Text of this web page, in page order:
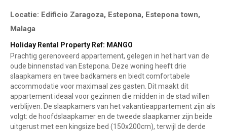
Locatie: Edificio Zaragoza, Estepona, Estepona town,
Malaga
Holiday Rental Property Ref: MANGO
Prachtig gerenoveerd appartement, gelegen in het hart van de
oude binnenstad van Estepona. Deze woning heeft drie
slaapkamers en twee badkamers en biedt comfortabele
accommodatie voor maximaal zes gasten. Dit maakt dit
appartement ideaal voor gezinnen die midden in de stad willen
verblijven. De slaapkamers van het vakantieappartement zijn als
volgt: de hoofdslaapkamer en de tweede slaapkamer zijn beide
uitgerust met een kingsize bed (150x200cm), terwijl de derde